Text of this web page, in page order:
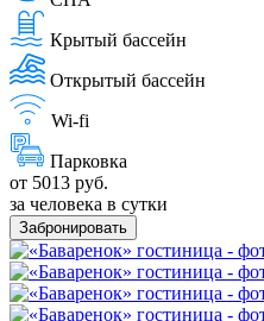
Крытый бассейн
Открытый бассейн
Wi-fi
Парковка
от 5013 руб.
за человека в сутки
Забронировать